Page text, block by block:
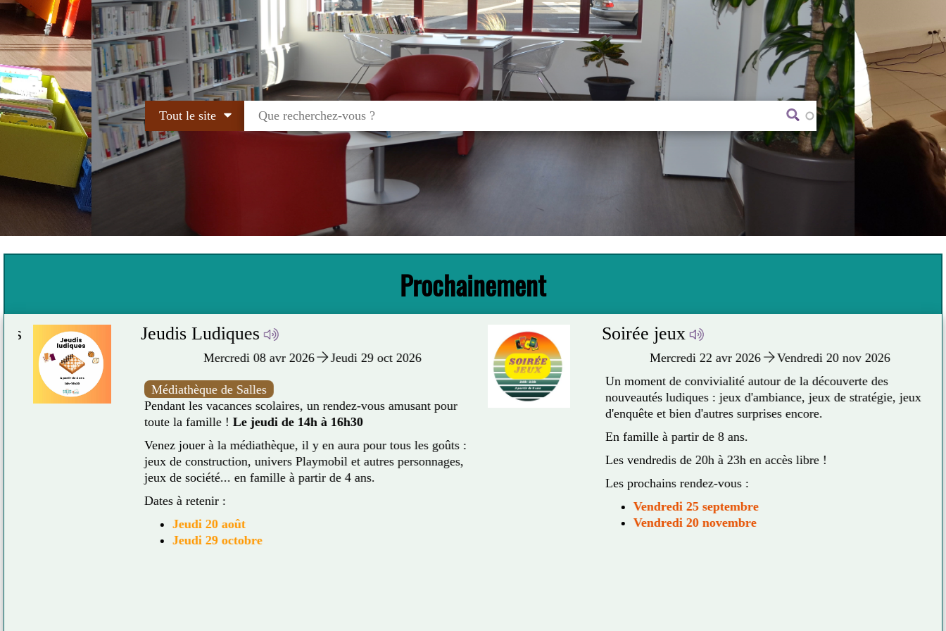
Tout le site
Prochainement
Jeudis Ludiques
Mercredi 08 avr 2026 Jeudi 29 oct 2026
Médiathèque de Salles
Pendant les vacances scolaires, un rendez-vous amusant pour
toute la famille ! Le jeudi de 14h à 16h30
Venez jouer à la médiathèque, il y en aura pour tous les goûts :
jeux de construction, univers Playmobil et autres personnages,
jeux de société... en famille à partir de 4 ans.
Dates à retenir :
Jeudi 20 août
Jeudi 29 octobre
Soirée jeux
Mercredi 22 avr 2026
Vendredi 20 nov 2026
Un moment de convivialité autour de la découverte des
nouveautés ludiques : jeux d'ambiance, jeux de stratégie, jeux
d'enquête et bien d'autres surprises encore.
En famille à partir de 8 ans.
Les vendredis de 20h à 23h en accès libre !
Les prochains rendez-vous :
Vendredi 25 septembre
Vendredi 20 novembre